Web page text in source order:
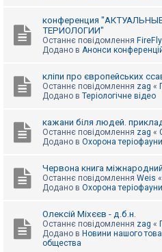
конференция
ТЕРИОЛОГИИ"
Останнє повідомлення FireFly
Додано в Анонси
кліпи про європейських
Останнє повідомлення zag «
Додано в Теріологічне відео
кажани біля людей.
Останнє повідомлення zag «
Додано в Охорона
Червона книга
Останнє повідомлення Weis «
Додано в Охорона
Олексій Міхєєв - д.б.н.
Останнє повідомлення zag «
Додано в Новини нашого
общества